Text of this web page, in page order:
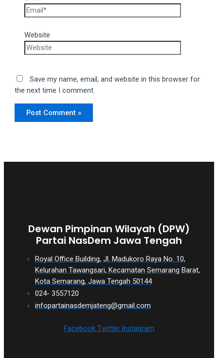
Website
Save my name, email, and website in this browser for
the next time I comment.
Dewan Pimpinan Wilayah (DPW)
Partai NasDem Jawa Tengah
Royal Office Building, Jl. Madukoro Raya No. 10,
Kelurahan Tawangsari, Kecamatan Semarang Barat,
Kota Semarang, Jawa Tengah 50144
024- 3557120
infopartainasdemjateng@gmail.com
Facebook Twitter Instagram